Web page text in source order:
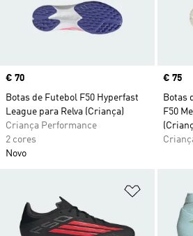
Price
€ 70
Botas de Futebol F50 Hyperfast
League para Relva (Criança)
Criança Performance
2 cores
Novo
Price
€ 75
Botas
F50